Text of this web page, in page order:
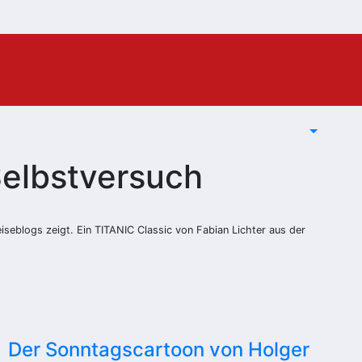
zeigt. Ein TITANIC Classic von Fabian Lichter aus der
Der Sonntagscartoon von Holger